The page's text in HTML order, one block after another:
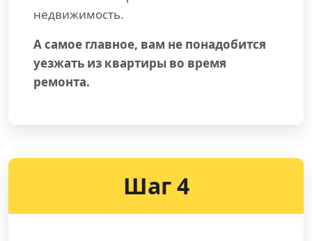
недвижимость.
А самое главное, вам не понадобится
уезжать из квартиры во время
ремонта.
Шаг 4